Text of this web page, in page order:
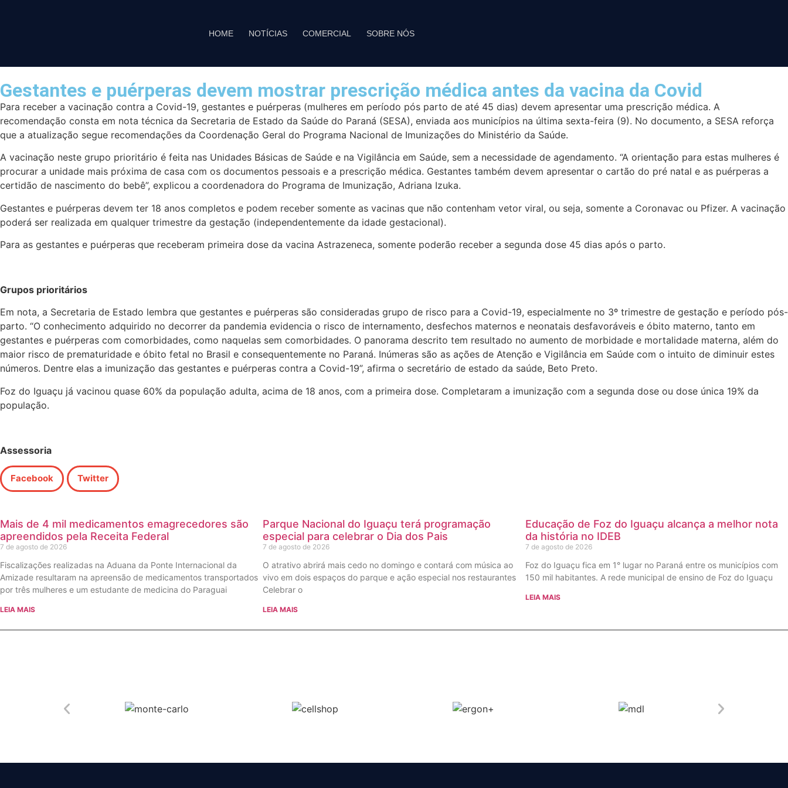
HOME NOTÍCIAS COMERCIAL SOBRE NÓS
Gestantes e puérperas devem mostrar prescrição médica antes da vacina da Covid
Para receber a vacinação contra a Covid-19, gestantes e puérperas (mulheres em período pós parto de até 45 dias) devem apresentar uma prescrição médica. A
recomendação consta em nota técnica da Secretaria de Estado da Saúde do Paraná (SESA), enviada aos municípios na última sexta-feira (9). No documento, a SESA reforça
que a atualização segue recomendações da Coordenação Geral do Programa Nacional de Imunizações do Ministério da Saúde.
A vacinação neste grupo prioritário é feita nas Unidades Básicas de Saúde e na Vigilância em Saúde, sem a necessidade de agendamento. “A orientação para estas mulheres é
procurar a unidade mais próxima de casa com os documentos pessoais e a prescrição médica. Gestantes também devem apresentar o cartão do pré natal e as puérperas a
certidão de nascimento do bebê”, explicou a coordenadora do Programa de Imunização, Adriana Izuka.
Gestantes e puérperas devem ter 18 anos completos e podem receber somente as vacinas que não contenham vetor viral, ou seja, somente a Coronavac ou Pfizer. A vacinação
poderá ser realizada em qualquer trimestre da gestação (independentemente da idade gestacional).
Para as gestantes e puérperas que receberam primeira dose da vacina Astrazeneca, somente poderão receber a segunda dose 45 dias após o parto.
Grupos prioritários
Em nota, a Secretaria de Estado lembra que gestantes e puérperas são consideradas grupo de risco para a Covid-19, especialmente no 3º trimestre de gestação e período pós-
parto. “O conhecimento adquirido no decorrer da pandemia evidencia o risco de internamento, desfechos maternos e neonatais desfavoráveis e óbito materno, tanto em
gestantes e puérperas com comorbidades, como naquelas sem comorbidades. O panorama descrito tem resultado no aumento de morbidade e mortalidade materna, além do
maior risco de prematuridade e óbito fetal no Brasil e consequentemente no Paraná. Inúmeras são as ações de Atenção e Vigilância em Saúde com o intuito de diminuir estes
números. Dentre elas a imunização das gestantes e puérperas contra a Covid-19”, afirma o secretário de estado da saúde, Beto Preto.
Foz do Iguaçu já vacinou quase 60% da população adulta, acima de 18 anos, com a primeira dose. Completaram a imunização com a segunda dose ou dose única 19% da
população.
Assessoria
Facebook Twitter
Mais de 4 mil medicamentos emagrecedores são
apreendidos pela Receita Federal
7 de agosto de 2026
Fiscalizações realizadas na Aduana da Ponte Internacional da
Amizade resultaram na apreensão de medicamentos transportados
por três mulheres e um estudante de medicina do Paraguai
LEIA MAIS
Parque Nacional do Iguaçu terá programação
especial para celebrar o Dia dos Pais
7 de agosto de 2026
O atrativo abrirá mais cedo no domingo e contará com música ao
vivo em dois espaços do parque e ação especial nos restaurantes
Celebrar o
LEIA MAIS
Educação de Foz do Iguaçu alcança a melhor nota
da história no IDEB
7 de agosto de 2026
Foz do Iguaçu fica em 1° lugar no Paraná entre os municípios com
150 mil habitantes. A rede municipal de ensino de Foz do Iguaçu
LEIA MAIS